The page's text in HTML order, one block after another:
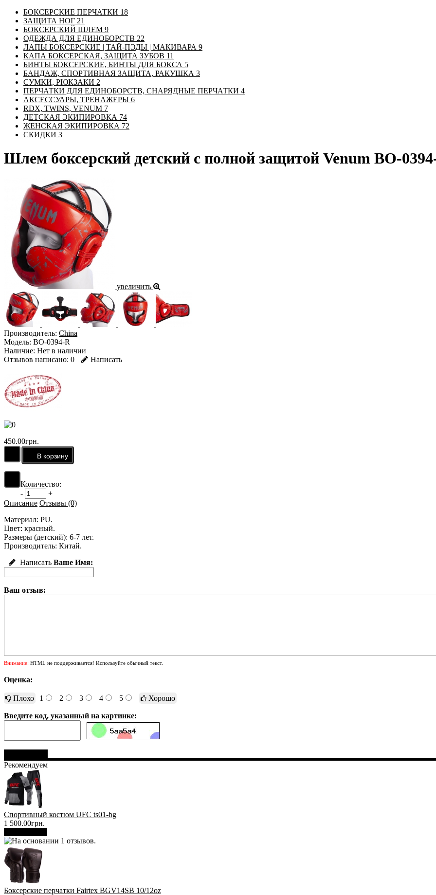
БОКСЕРСКИЕ ПЕРЧАТКИ 18
ЗАЩИТА НОГ 21
БОКСЕРСКИЙ ШЛЕМ 9
ОДЕЖДА ДЛЯ ЕДИНОБОРСТВ 22
ЛАПЫ БОКСЕРСКИЕ | ТАЙ-ПЭДЫ | МАКИВАРА 9
КАПА БОКСЕРСКАЯ, ЗАЩИТА ЗУБОВ 11
БИНТЫ БОКСЕРСКИЕ, БИНТЫ ДЛЯ БОКСА 5
БАНДАЖ, СПОРТИВНАЯ ЗАЩИТА, РАКУШКА 3
СУМКИ, РЮКЗАКИ 2
ПЕРЧАТКИ ДЛЯ ЕДИНОБОРСТВ, СНАРЯДНЫЕ ПЕРЧАТКИ 4
АКСЕССУАРЫ, ТРЕНАЖЕРЫ 6
RDX, TWINS, VENUM 7
ДЕТСКАЯ ЭКИПИРОВКА 74
ЖЕНСКАЯ ЭКИПИРОВКА 72
СКИДКИ 3
Шлем боксерский детский с полной защитой Venum BO-
увеличить
Производитель: China
Модель: BO-0394-R
Наличие: Нет в наличии
Отзывов написано: 0 Написать
450.00грн.
Количество:
-
+
Описание Отзывы (0)
Материал: PU.
Цвет: красный.
Размеры (детский): 6-7 лет.
Производитель: Китай.
Написать Ваше Имя:
Ваш отзыв:
Внимание: HTML не поддерживается! Используйте обычный текст.
Оценка:
Плохо 1 2 3 4 5 Хорошо
Введите код, указанный на картинке:
Рекомендуем
Спортивный костюм UFC ts01-bg
1 500.00грн.
Боксерские перчатки Fairtex BGV14SB 10/12oz